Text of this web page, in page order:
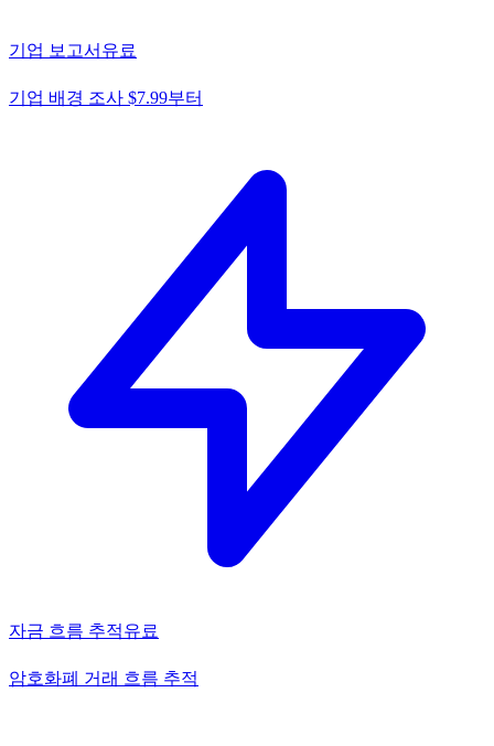
기업 보고서 유료
기업 배경 조사 $7.99부터
자금 흐름 추적유료
암호화폐 거래 흐름 추적